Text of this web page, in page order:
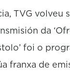
TVG volveu
da
foi o
franxa de